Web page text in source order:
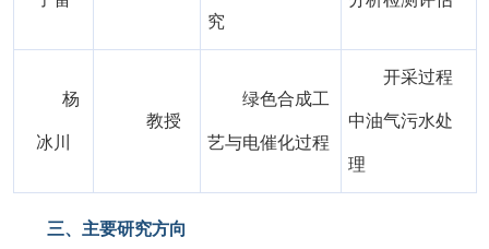
究
杨
冰川
教授
绿色合成工
艺与电催化过程
开采过程
中油气污水处
理
三、主要研究方向